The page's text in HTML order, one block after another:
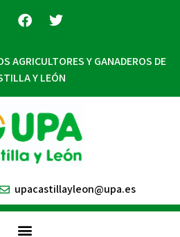
AGRICULTORES Y GANADEROS DE
Y LEÓN
upacastillayleon@upa.es